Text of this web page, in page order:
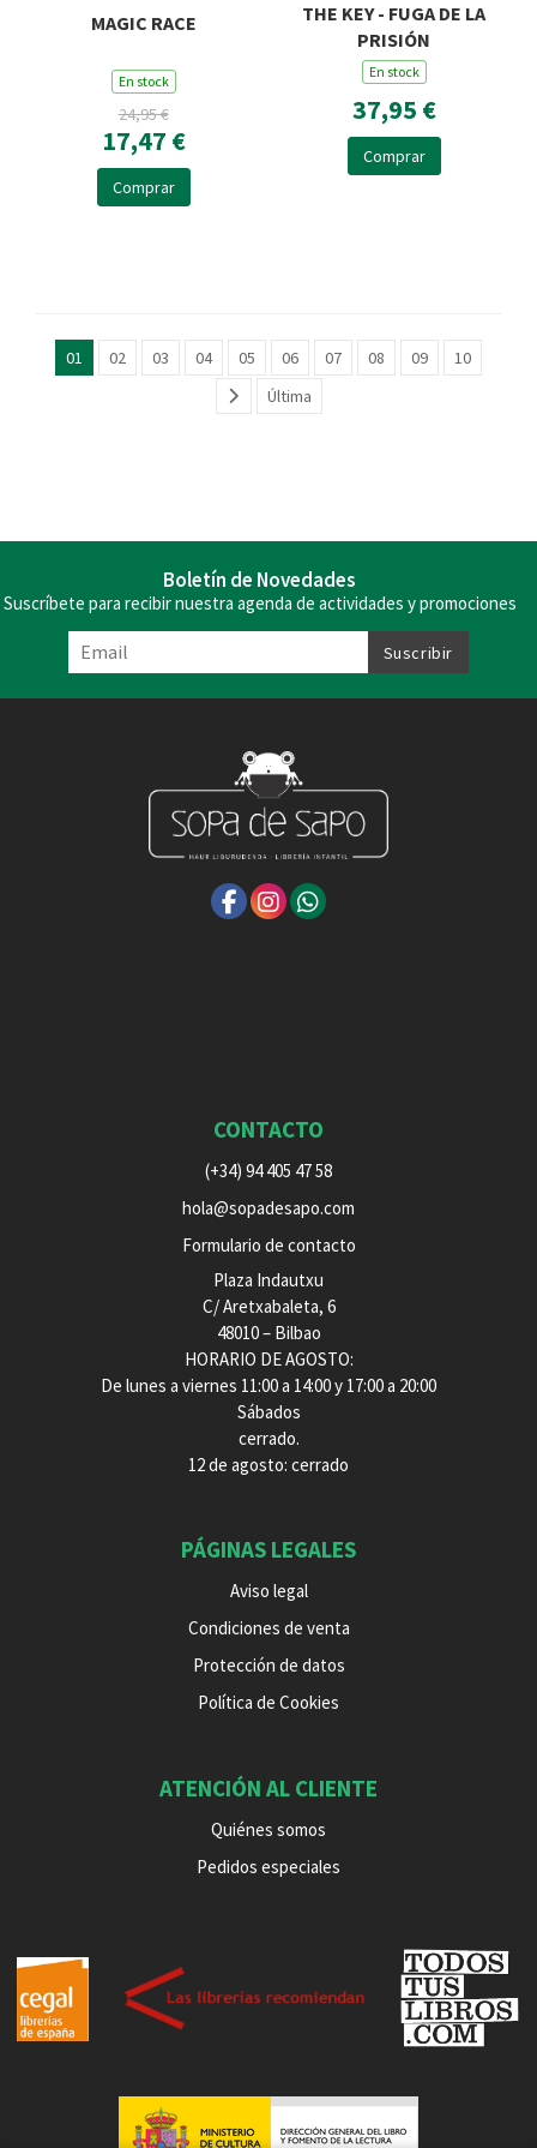
MAGIC RACE
En stock
24,95 €
17,47 €
Comprar
THE KEY - FUGA DE LA
PRISIÓN
En stock
37,95 €
Comprar
01 02 03 04 05 06 07 08 09
10
Última
Boletín de Novedades
Suscríbete para recibir nuestra agenda de actividades y promociones
CONTACTO
(+34) 94 405 47 58
hola@sopadesapo.com
Formulario de contacto
Plaza Indautxu
C/ Aretxabaleta, 6
48010 – Bilbao
HORARIO DE AGOSTO:
De lunes a viernes 11:00 a 14:00 y 17:00 a 20:00
Sábados
cerrado.
12 de agosto: cerrado
PÁGINAS LEGALES
Aviso legal
Condiciones de venta
Protección de datos
Política de Cookies
ATENCIÓN AL CLIENTE
Quiénes somos
Pedidos especiales